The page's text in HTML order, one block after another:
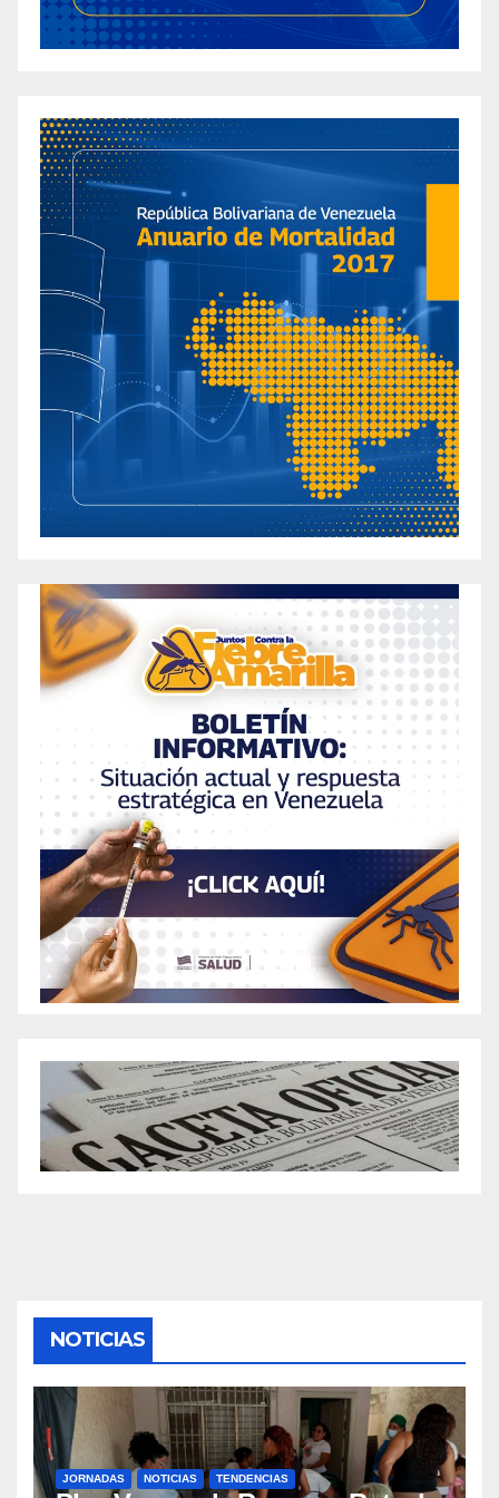
NOTICIAS
JORNADAS NOTICIAS TENDENCIAS